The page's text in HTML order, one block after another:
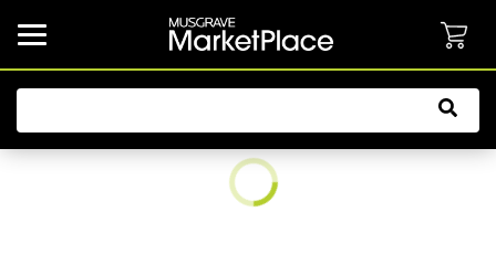
common.button.navbarCollapsed.text